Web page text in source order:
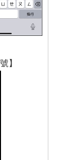
】